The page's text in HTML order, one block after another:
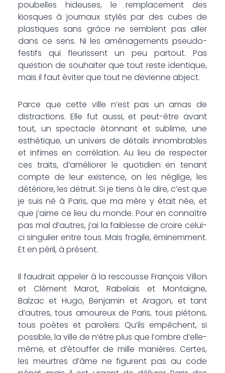
poubelles hideuses, le remplacement des
kiosques à journaux stylés par des cubes de
plastiques sans grâce ne semblent pas aller
dans ce sens. Ni les aménagements pseudo-
festifs qui fleurissent un peu partout. Pas
question de souhaiter que tout reste identique,
mais il faut éviter que tout ne devienne abject.
Parce que cette ville n’est pas un amas de
distractions. Elle fut aussi, et peut-être avant
tout, un spectacle étonnant et sublime, une
esthétique, un univers de détails innombrables
et infimes en corrélation. Au lieu de respecter
ces traits, d’améliorer le quotidien en tenant
compte de leur existence, on les néglige, les
détériore, les détruit. Si je tiens à le dire, c’est que
je suis né à Paris, que ma mère y était née, et
que j’aime ce lieu du monde. Pour en connaître
pas mal d’autres, j’ai la faiblesse de croire celui-
ci singulier entre tous. Mais fragile, éminemment.
Et en péril, à présent.
Il faudrait appeler à la rescousse François Villon
et Clément Marot, Rabelais et Montaigne,
Balzac et Hugo, Benjamin et Aragon, et tant
d’autres, tous amoureux de Paris, tous piétons,
tous poètes et paroliers. Qu’ils empêchent, si
possible, la ville de n’être plus que l’ombre d’elle-
même, et d’étouffer de mille manières. Certes,
les meurtres d’âme ne figurent pas au code